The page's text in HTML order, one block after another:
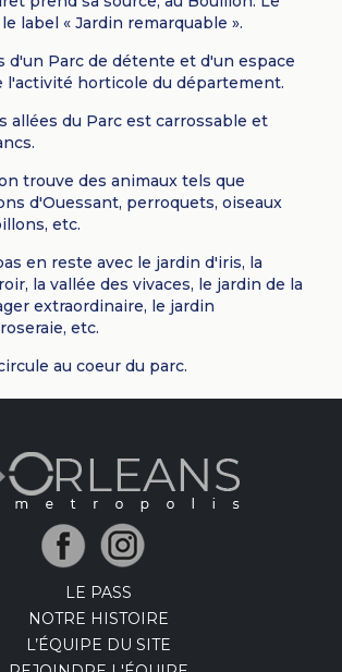
label « Jardin remarquable ».
d'un Parc de détente et d'un espace
l'activité horticole du département.
allées du Parc est carrossable et
trouve des animaux tels que
d'Ouessant, perroquets, oiseaux
etc.
en reste avec le jardin d'iris, la
la vallée des vivaces, le jardin de la
extraordinaire, le jardin
etc.
au coeur du parc.
LE PASS
NOTRE HISTOIRE
L’ÉQUIPE DU SITE